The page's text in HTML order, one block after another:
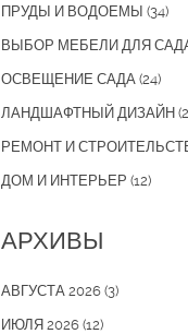
ПРУДЫ И ВОДОЕМЫ (34)
ВЫБОР МЕБЕЛИ ДЛЯ
ОСВЕЩЕНИЕ САДА (24)
ЛАНДШАФТНЫЙ ДИЗАЙН
РЕМОНТ И
ДОМ И ИНТЕРЬЕР (12)
АРХИВЫ
АВГУСТА 2026 (3)
ИЮЛЯ 2026 (12)